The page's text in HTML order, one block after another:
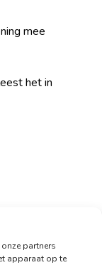
partners
apparaat op te
mee
het in